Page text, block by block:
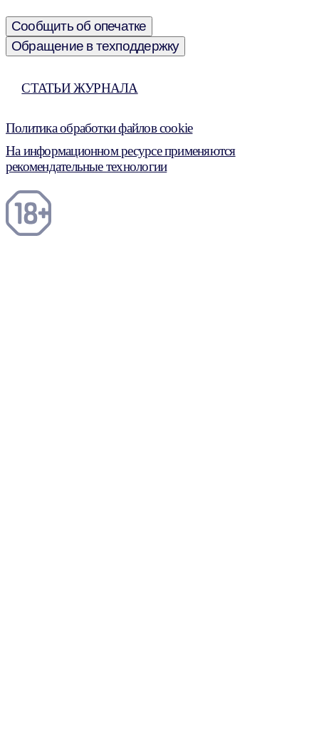
Сообщить об опечатке
Обращение в техподдержку
СТАТЬИ ЖУРНАЛА
Политика обработки файлов cookie
На информационном ресурсе применяются
рекомендательные технологии